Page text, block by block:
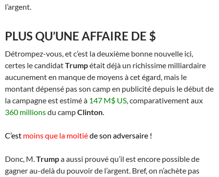
l’argent.
PLUS QU’UNE AFFAIRE DE $
Détrompez-vous, et c’est la deuxième bonne nouvelle ici,
certes le candidatTrumpétait déjà un richissime milliardaire
aucunement en manque de moyens à cet égard, mais le
montant dépensé pas son camp en publicité depuis le début de
la campagne est estimé à 147 M$ US, comparativement aux
360 millionsdu campClinton.
C’est moins que la moitiéde son adversaire !
Donc, M.Trumpa aussi prouvé qu’il est encore possible de
gagner au-delà du pouvoir de l’argent. Bref, on n’achète pas